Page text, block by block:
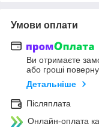
Умови оплати
Ви отримаєте
або гроші
Детальніше
Післяплата
Онлайн-оплата